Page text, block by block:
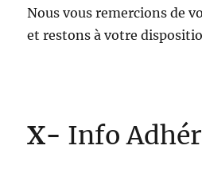
Nous vous remercions de
et restons à votre
X- Info